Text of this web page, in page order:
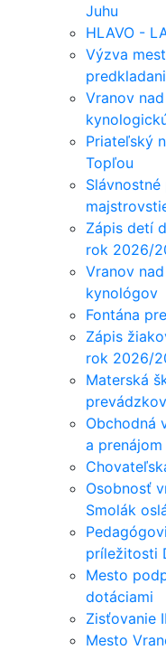
Juhu
HLAVO -
Výzva
Vranov
Priateľský
Topľou
Zápis detí
rok 2026/
Vranov
kynológov
Fontána
Zápis
rok 2026/
Materská
Obchodná
a
Osobnosť
Smolák
príležitosti
Mesto
dotáciami
Zisťovanie
Mesto